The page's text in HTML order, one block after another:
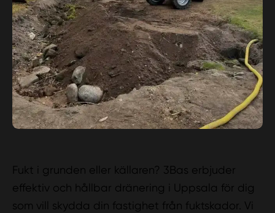
Fukt i grunden eller källaren? 3Bas erbjuder
effektiv och hållbar dränering i Uppsala för dig
som vill skydda din fastighet från fuktskador. Vi